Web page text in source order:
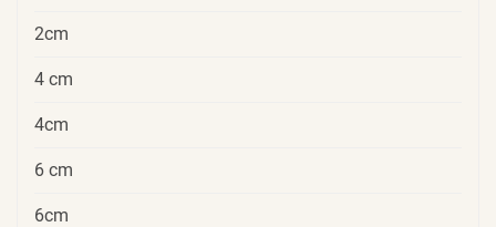
2cm
4 cm
4cm
6 cm
6cm